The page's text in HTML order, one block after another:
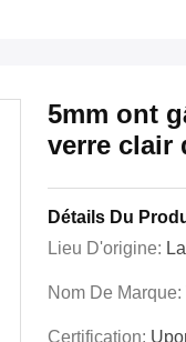
5mm ont
verre clair
Détails Du
Lieu D'origine:
Nom De Marque:
Certification: